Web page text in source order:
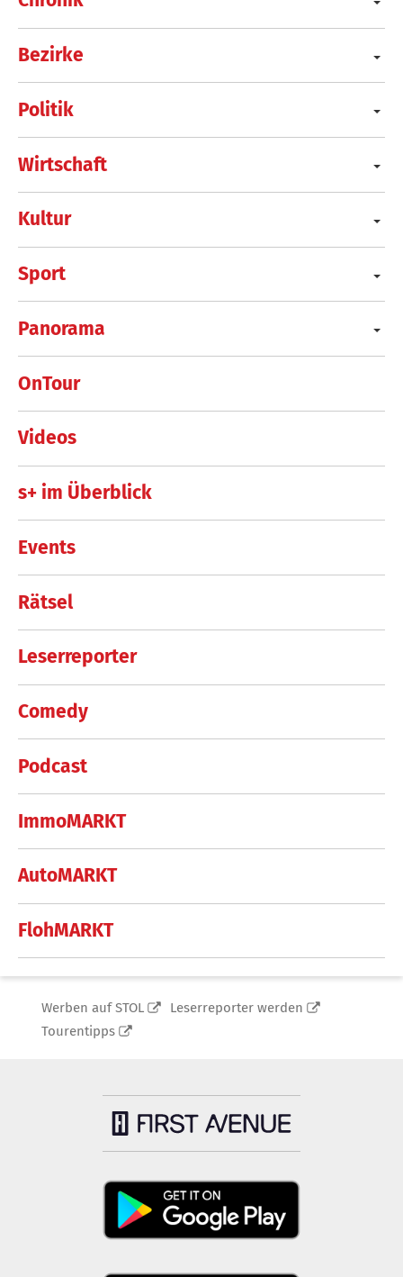
Bezirke
Politik
Wirtschaft
Kultur
Sport
Panorama
OnTour
Videos
s+ im Überblick
Events
Rätsel
Leserreporter
Comedy
Podcast
ImmoMARKT
AutoMARKT
FlohMARKT
Werben auf STOL
Leserreporter werden
Tourentipps